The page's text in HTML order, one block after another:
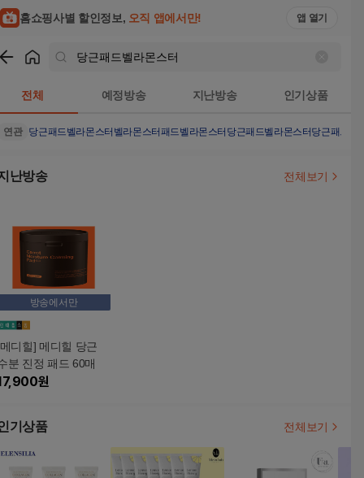
홈쇼핑사별 할인정보, 오직 앱에서만! 앱 열기
전체 예정방송 지난방송 인기상품
연관 당근패드벨라몬스터 벨라몬스터패드벨라몬스터당근패드벨라몬스터당근패드벨
난방송 전체보기
방송에서만
디힐] 메디힐 당근
분 진정 패드 60매
원
기상품 전체보기